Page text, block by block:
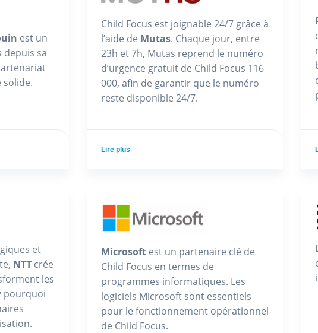
est un
depuis sa
solide.
Child Focus est joignable 24/7 grâce à
l’aide de Mutas. Chaque jour, entre
23h et 7h, Mutas reprend le numéro
d’urgence gratuit de Child Focus 116
000, afin de garantir que le numéro
reste disponible 24/7.
Lire plus
et
NTT crée
les
pourquoi
Microsoftest un partenaire clé de
Child Focus en termes de
programmes informatiques. Les
logiciels Microsoft sont essentiels
pour le fonctionnement opérationnel
de Child Focus.